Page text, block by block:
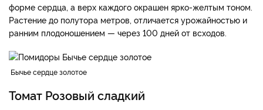
форме сердца, а верх каждого окрашен ярко-желтым тоном.
Растение до полутора метров, отличается урожайностью и
ранним плодоношением — через 100 дней от всходов.
Бычье сердце золотое
Томат Розовый сладкий